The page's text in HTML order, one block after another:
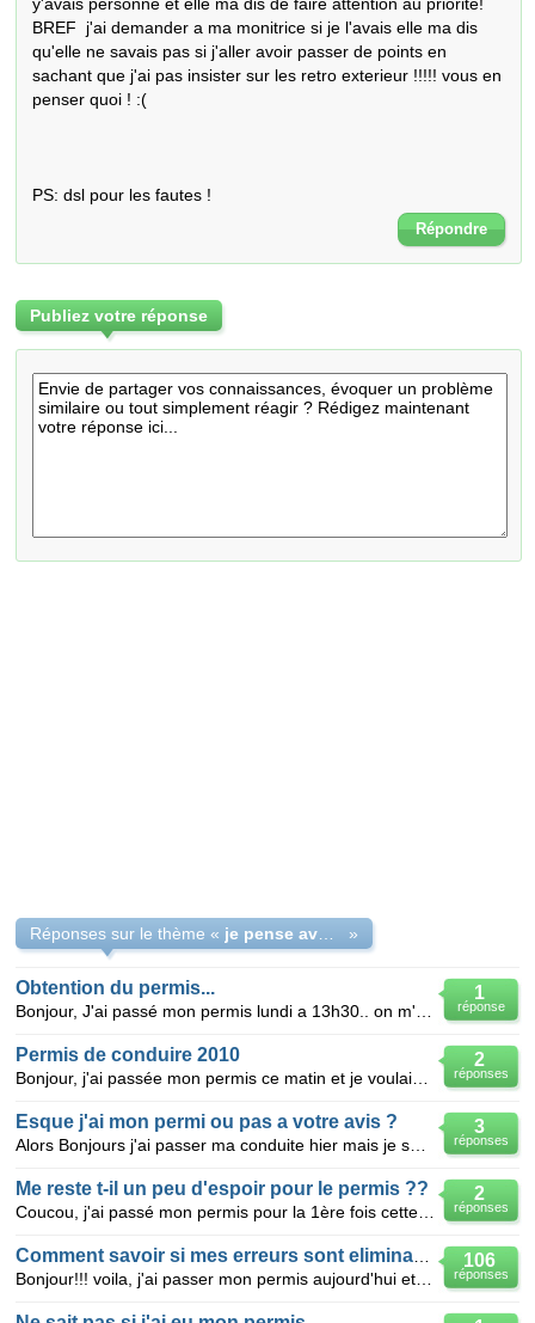
BREF  j'ai demander a ma monitrice si je l'avais elle ma dis
qu'elle ne savais pas si j'aller avoir passer de points en
sachant que j'ai pas insister sur les retro exterieur !!!!! vous en
penser quoi ! :(
PS: dsl pour les fautes !
Répondre
Publiez votre réponse
Réponses sur le thème « »
1
réponse
Obtention du permis...
2
réponses
Permis de conduire 2010
3
réponses
Esque j'ai mon permi ou pas a votre avis ?
2
réponses
Me reste t-il un peu d'espoir pour le permis ??
106
réponses